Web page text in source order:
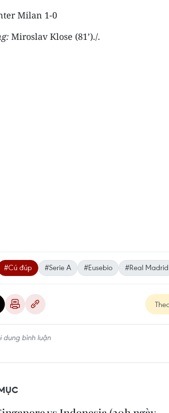
Milan 1-0
Miroslav Klose (81’)./.
#Cú đúp #Serie A #Eusebio #Real Madrid